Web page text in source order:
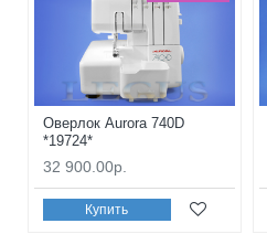
Оверлок Aurora 740D
*19724*
32 900.00р.
Купить